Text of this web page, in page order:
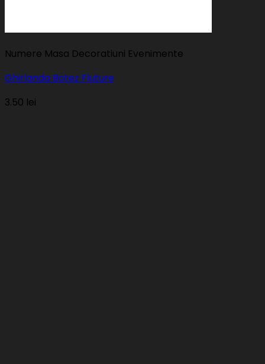
Numere Masa Decoratiuni Evenimente
Ghirlanda Botez Fluture
3.50 lei